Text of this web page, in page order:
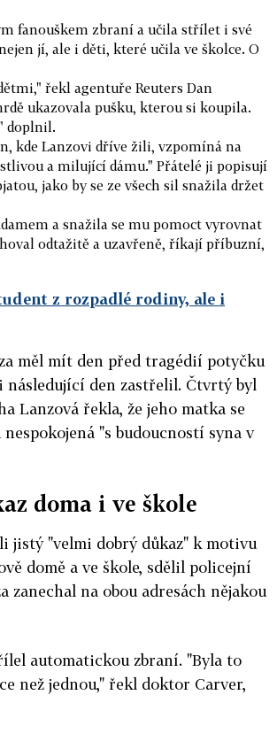
fanouškem zbraní a učila střílet i své
jí, ale i děti, které učila ve školce. O
řekl agentuře Reuters Dan
ukazovala pušku, kterou si koupila.
doplnil.
kde Lanzovi dříve žili, vzpomíná na
a milující dámu." Přátelé ji popisují
jako by se ze všech sil snažila držet
a snažila se mu pomoct vyrovnat
odtažitě a uzavřeně, říkají příbuzní,
z rozpadlé rodiny, ale i
měl mít den před tragédií potyčku
den zastřelil. Čtvrtý byl
Lanzová řekla, že jeho matka se
"s budoucností syna v
doma i ve škole
jistý "velmi dobrý důkaz" k motivu
domě a ve škole, sdělil policejní
zanechal na obou adresách nějakou
automatickou zbraní. "Byla to
než jednou," řekl doktor Carver,